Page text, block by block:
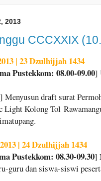
2013
CCCXXIX
| 23 Dzulhijjah 1434
Pustekkom: 08.00-09.00]
] Menyusun draft surat
Light Kolong Tol
| 24 Dzulhijjah 1434
Pustekkom: 08.30-09.30]
guru dan siswa-siswi